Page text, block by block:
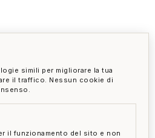
simili per migliorare la tua
il traffico. Nessun cookie di
il funzionamento del sito e non